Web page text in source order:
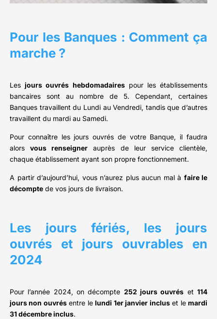
Pour les Banques : Comment ça
marche ?
Lesjours ouvrés hebdomadairespour les établissements
bancaires sont au nombre de 5. Cependant, certaines
Banques travaillent du Lundi au Vendredi, tandis que d’autres
travaillent du mardi au Samedi.
Pour connaître les jours ouvrés de votre Banque, il faudra
alorsvous renseigner auprès de leur service clientèle,
chaque établissement ayant son propre fonctionnement.
A partir d’aujourd’hui, vous n’aurez plus aucun mal à faire le
décompte de vos jours de livraison.
Les jours fériés, les jours
ouvrés et jours ouvrables en
2024
Pour l’année 2024, on décompte 252 jours ouvrés et114
jours non ouvrésentre lelundi 1er janvier incluset lemardi
31 décembre inclus.